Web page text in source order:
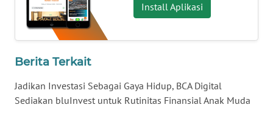
Install Aplikasi
Berita Terkait
Jadikan Investasi Sebagai Gaya Hidup, BCA Digital
Sediakan bluInvest untuk Rutinitas Finansial Anak Muda
WN
SULUT
MALUKU